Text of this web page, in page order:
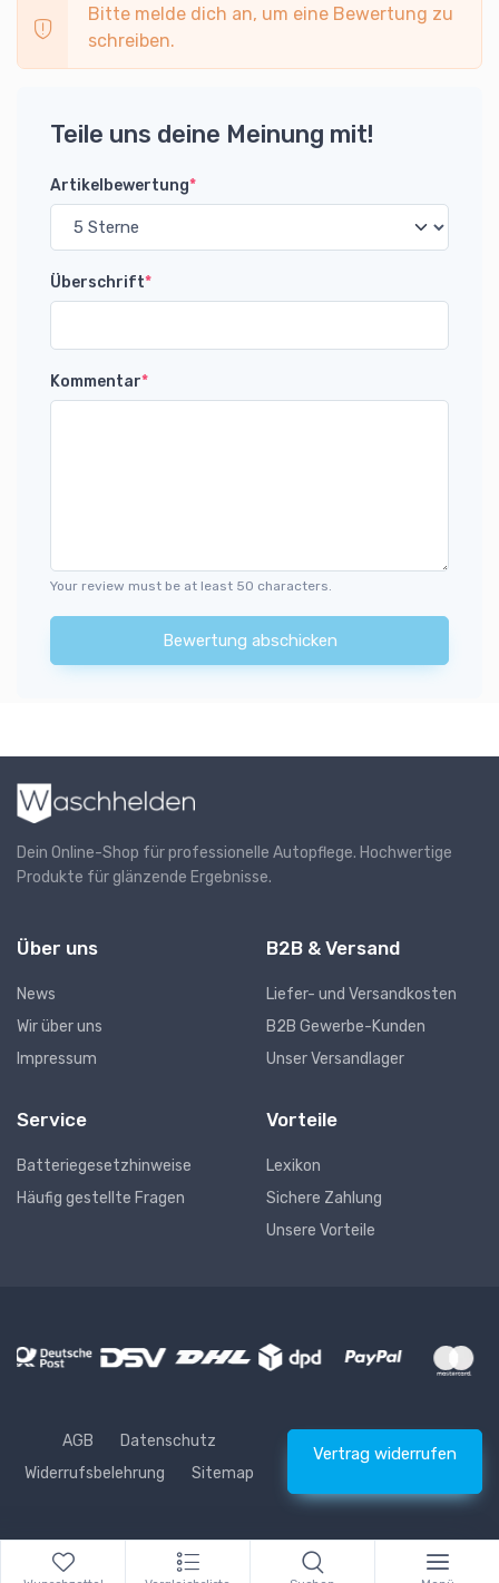
Bitte melde dich an, um eine Bewertung zu
schreiben.
Teile uns deine Meinung mit!
Artikelbewertung*
Überschrift*
Kommentar*
Your review must be at least 50 characters.
Bewertung abschicken
Dein Online-Shop für professionelle Autopflege. Hochwertige
Produkte für glänzende Ergebnisse.
Über uns
News
Wir über uns
Impressum
B2B & Versand
Liefer- und Versandkosten
B2B Gewerbe-Kunden
Unser Versandlager
Service
Batteriegesetzhinweise
Häufig gestellte Fragen
Vorteile
Lexikon
Sichere Zahlung
Unsere Vorteile
AGB
Datenschutz
Widerrufsbelehrung
Sitemap
Vertrag widerrufen
* Alle Preise inkl. gesetzlicher USt., zzgl. Versand © Waschhelden